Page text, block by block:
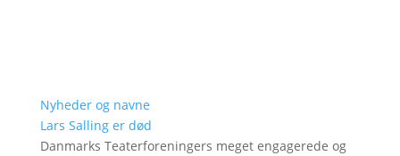
Nyheder og navne
Lars Salling er død
Danmarks Teaterforeningers meget engagerede og